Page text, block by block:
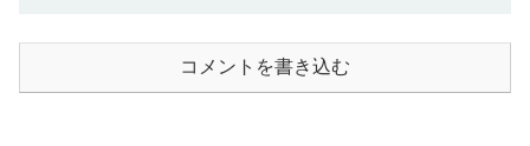
コメントを書き込む